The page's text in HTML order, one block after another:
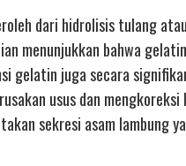
dari hidrolisis tulang
menunjukkan bahwa
gelatin juga secara
usus dan
sekresi asam lambung